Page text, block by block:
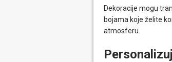
Dekoracije mogu
bojama koje želite
atmosferu.